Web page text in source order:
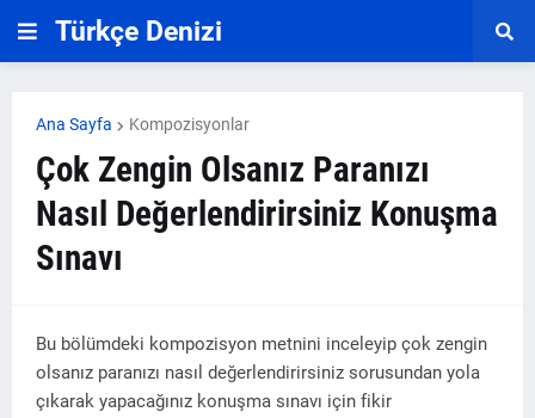
Türkçe Denizi
Ana Sayfa Kompozisyonlar
Çok Zengin Olsanız Paranızı
Nasıl Değerlendirirsiniz Konuşma
Sınavı
Bu bölümdeki kompozisyon metnini inceleyip çok zengin
olsanız paranızı nasıl değerlendirirsiniz sorusundan yola
çıkarak yapacağınız konuşma sınavı için fikir